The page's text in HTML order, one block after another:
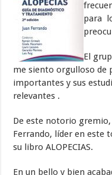
para
El
me siento orgulloso de
importantes y sus
relevantes .
De este notorio
Ferrando, líder en este
su libro ALOPECIAS.
En un bello y bien